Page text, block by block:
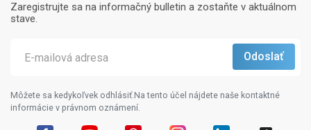
Zaregistrujte sa na informačný bulletin a zostaňte v aktuálnom
stave.
Môžete sa kedykoľvek odhlásiť.Na tento účel nájdete naše kontaktné
informácie v právnom oznámení.